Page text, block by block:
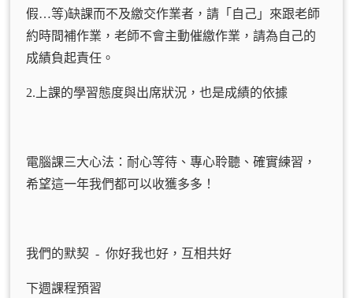
假…等)缺課而不及繳交作業者，請「自己」來跟老師
約時間補作業，老師不會主動催繳作業，請為自己的
成績負起責任。
2.上課的學習態度與出席狀況，也是成績的依據
電腦課三大心法：耐心等待、專心聆聽、確實練習，
希望這一年我們都可以收獲多多！
我們的默契 - 你好我也好，互相共好
下週課程預習